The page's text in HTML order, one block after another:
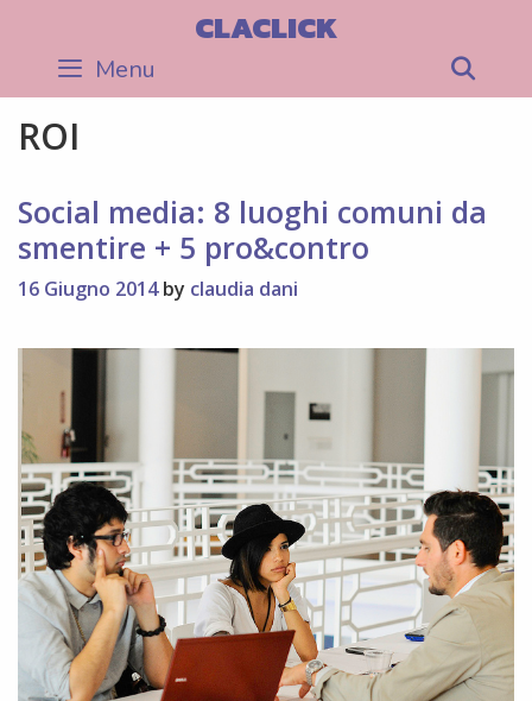
content
CLACLICK
Menu
ROI
Social media: 8 luoghi comuni da
smentire + 5 pro&contro
16 Giugno 2014 by claudia dani